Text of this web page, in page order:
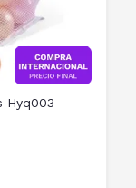
Hyq003